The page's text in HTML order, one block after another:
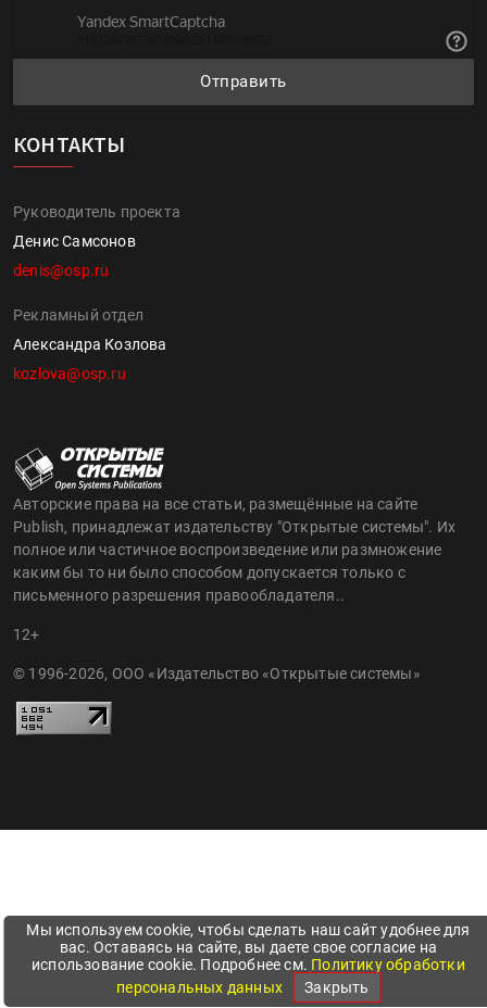
Отправить
КОНТАКТЫ
Руководитель проекта
Денис Самсонов
denis@osp.ru
Рекламный отдел
Александра Козлова
kozlova@osp.ru
Авторские права на все статьи, размещённые на сайте
Publish, принадлежат издательству "Открытые системы". Их
полное или частичное воспроизведение или размножение
каким бы то ни было способом допускается только с
письменного разрешения правообладателя..
12+
© 1996-2026, ООО «Издательство «Открытые системы»
Мы используем cookie, чтобы сделать наш сайт удобнее для
вас. Оставаясь на сайте, вы даете свое согласие на
использование cookie. Подробнее см. Политику обработки
персональных данных
Закрыть